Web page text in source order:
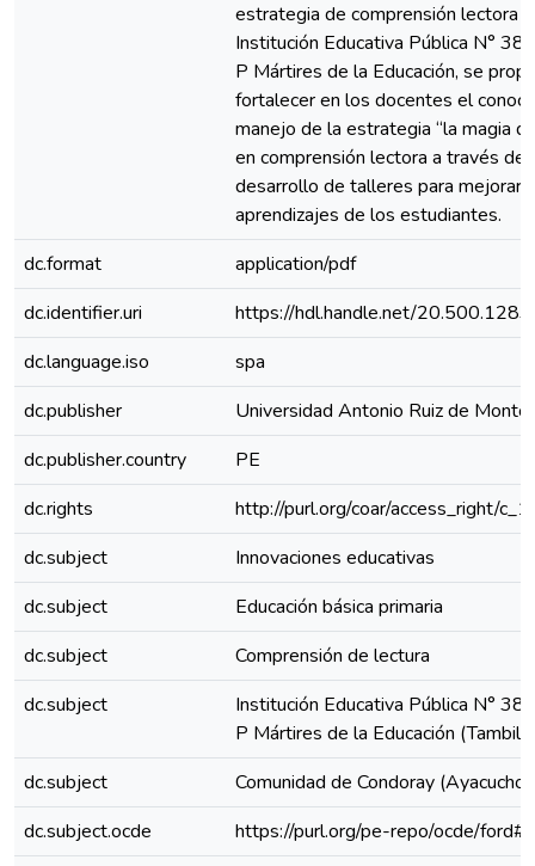
estrategia de comprensión lectora
Institución Educativa Pública N°
P Mártires de la Educación, se
fortalecer en los docentes el
manejo de la estrategia “la magia
en comprensión lectora a través del
desarrollo de talleres para mejorar
aprendizajes de los estudiantes.
dc.format
application/pdf
dc.identifier.uri
https://hdl.handle.net/
dc.language.iso
spa
dc.publisher
Universidad Antonio Ruiz de
dc.publisher.country
PE
dc.rights
http://purl.org/coar/access_right/
dc.subject
Innovaciones educativas
dc.subject
Educación básica primaria
dc.subject
Comprensión de lectura
dc.subject
Institución Educativa Pública N°
P Mártires de la Educación
dc.subject
Comunidad de Condoray
dc.subject.ocde
https://purl.org/pe-repo/ocde/